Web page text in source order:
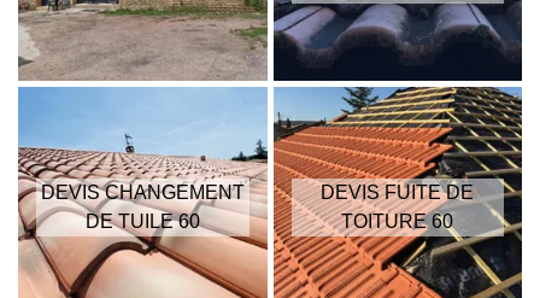
DEVIS CHANGEMENT
DE TUILE 60
DEVIS FUITE DE
TOITURE 60